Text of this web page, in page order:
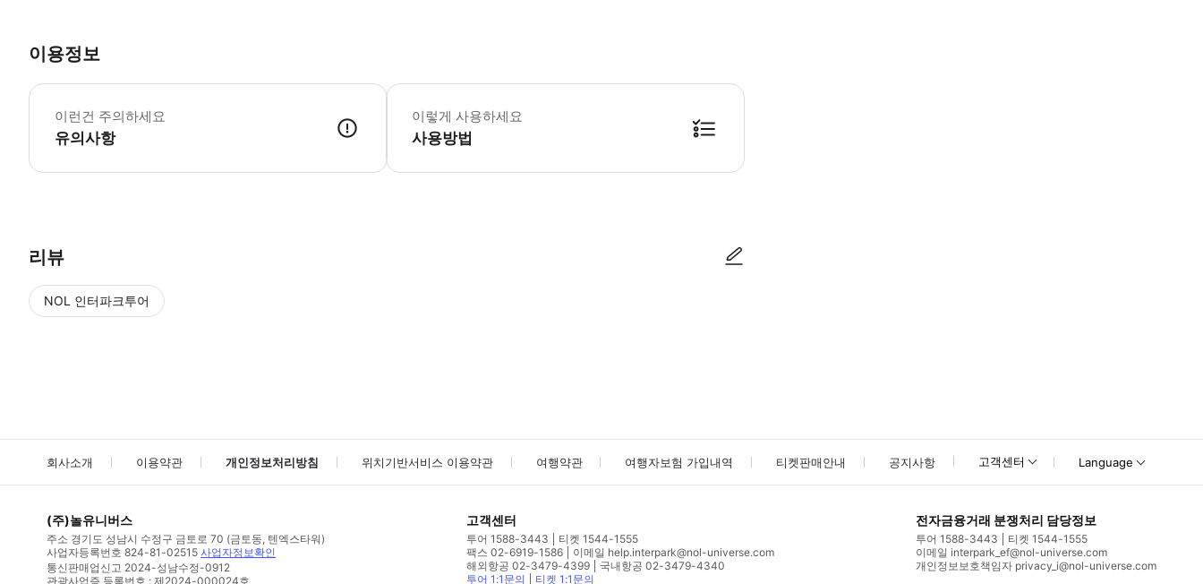
이용정보
이런건 주의하세요
유의사항
체험 중간에 화장실이 한 번 있습니다. 체험을 진행하려면 최소 2명이 필요합니다. * 소요시간 : 3시간 (옵션에 따라 소요 시간이 다를 수 있으니, 예약 시 확인
이렇게 사용하세요
사용방법
리뷰
NOL 인터파크투어
회사소개 이용약관 개인정보처리방침 위치기반서비스 이용약관 여행약관 여행자보험 가입내역 티켓판매안내 공지사항 고객센터 Language
(주)놀유니버스
주소 경기도 성남시 수정구 금토로 70 (금토동, 텐엑스타워)
사업자등록번호 824-81-02515 사업자정보확인
통신판매업신고 2024-성남수정-0912
관광사업증 등록번호 : 제2024-000024호
고객센터
투어 1588-3443
티켓 1544-1555
팩스 02-6919-1586
이메일 help.interpark@nol-universe.com
해외항공 02-3479-4399
국내항공 02-3479-4340
투어 1:1문의
티켓 1:1문의
전자금융거래 분쟁처리 담당정보
투어 1588-3443
티켓 1544-1555
이메일 interpark_ef@nol-universe.com
개인정보보호책임자 privacy_i@nol-universe.com